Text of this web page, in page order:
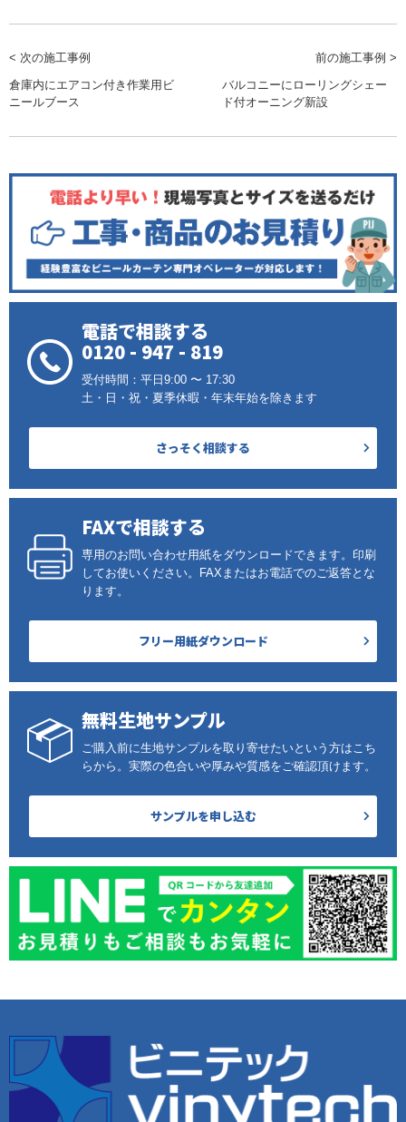
< 次の施工事例
倉庫内にエアコン付き作業用ビ
ニールブース
前の施工事例 >
バルコニーにローリングシェー
ド付オーニング新設
電話で相談する
0120 - 947 - 819
受付時間：平日9:00 〜 17:30
土・日・祝・夏季休暇・年末年始を除きます
さっそく相談する
FAXで相談する
専用のお問い合わせ用紙をダウンロードできます。印刷
してお使いください。FAXまたはお電話でのご返答とな
ります。
フリー用紙ダウンロード
無料生地サンプル
ご購入前に生地サンプルを取り寄せたいという方はこち
らから。実際の色合いや厚みや質感をご確認頂けます。
サンプルを申し込む